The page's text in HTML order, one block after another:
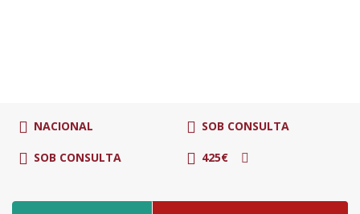
NACIONAL SOB CONSULTA
SOB CONSULTA 425€